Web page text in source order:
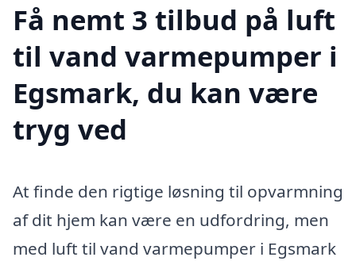
Få nemt 3 tilbud på luft
til vand varmepumper i
Egsmark, du kan være
tryg ved
At finde den rigtige løsning til opvarmning
af dit hjem kan være en udfordring, men
med luft til vand varmepumper i Egsmark